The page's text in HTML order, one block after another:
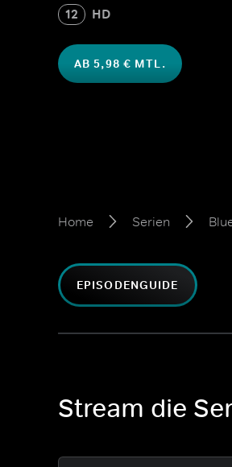
12 HD
AB 5,98 € MTL.
Home Serien
EPISODENGUIDE
Stream die